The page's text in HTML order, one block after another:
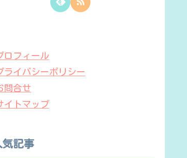
ロフィール
ライバシーポリシー
問合せ
イトマップ
気記事